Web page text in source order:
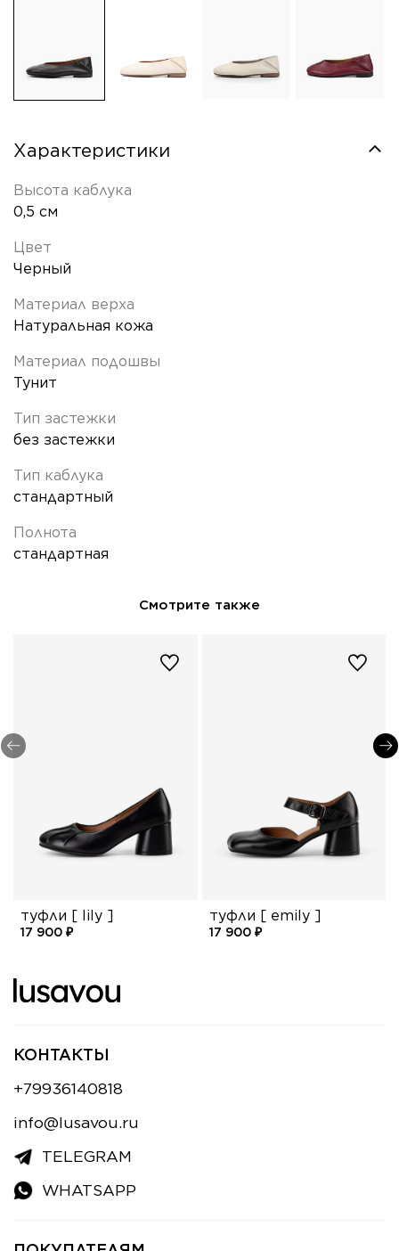
Характеристики
Высота каблука
0,5 см
Цвет
Черный
Материал верха
Натуральная кожа
Материал подошвы
Тунит
Тип застежки
без застежки
Тип каблука
стандартный
Полнота
стандартная
Смотрите также
туфли [ lily ]
17 900 ₽
туфли [ emily ]
17 900 ₽
КОНТАКТЫ
+79936140818
info@lusavou.ru
TELEGRAM
WHATSAPP